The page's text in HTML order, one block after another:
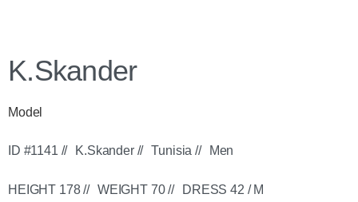
K.Skander
Model
ID #1141 // K.Skander // Tunisia // Men
HEIGHT 178 // WEIGHT 70 // DRESS 42 / M